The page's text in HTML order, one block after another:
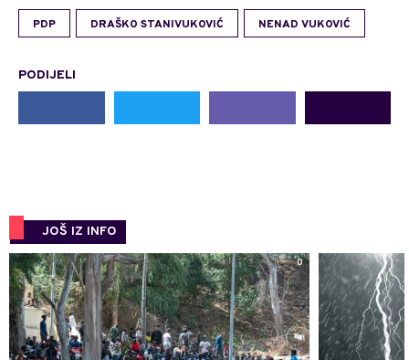
PDP DRAŠKO STANIVUKOVIĆ NENAD VUKOVIĆ
PODIJELI
JOŠ IZ INFO
0